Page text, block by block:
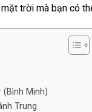
trời mà bạn có
(Bình Minh)
Trung